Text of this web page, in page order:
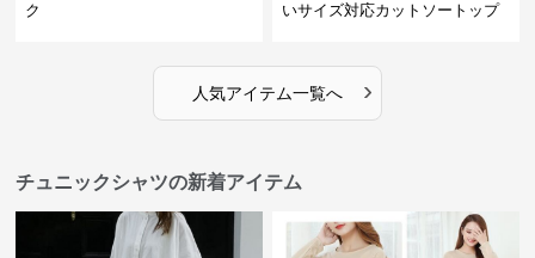
ク
いサイズ対応カットソートップ
人気アイテム一覧へ ›
チュニックシャツの新着アイテム